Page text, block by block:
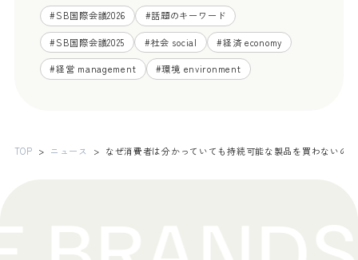
#SB国際会議2026 #話題のキーワード
#SB国際会議2025 #社会 social #経済 economy
#経営 management #環境 environment
TOP ニュース なぜ消費者は分かっていても持続可能な製品を買わないのか